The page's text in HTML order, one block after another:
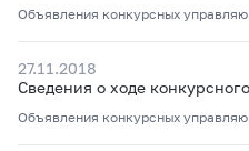
Объявления конкурсных
27.11.2018
Сведения о ходе
Объявления конкурсных